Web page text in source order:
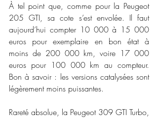
À tel point que, comme pour la Peugeot
205 GTI, sa cote s’est envolée. Il faut
aujourd’hui compter 10 000 à 15 000
euros pour exemplaire en bon état à
moins de 200 000 km, voire 17 000
euros pour 100 000 km au compteur.
Bon à savoir : les versions catalysées sont
légèrement moins puissantes.
Rareté absolue, la Peugeot 309 GTI Turbo,